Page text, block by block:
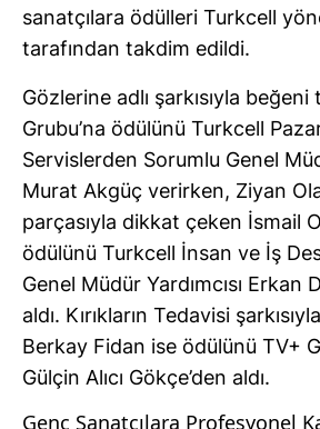
sanatçılara ödülleri Turkcell
tarafından takdim edildi.
Gözlerine adlı şarkısıyla
Grubu’na ödülünü Turkcell
Servislerden Sorumlu Genel
Murat Akgüç verirken, Ziyan
parçasıyla dikkat çeken İsmail
ödülünü Turkcell İnsan ve İş
Genel Müdür Yardımcısı Erkan
aldı. Kırıkların Tedavisi
Berkay Fidan ise ödülünü TV+
Gülçin Alıcı Gökçe’den aldı.
Genç Sanatçılara Profesyonel